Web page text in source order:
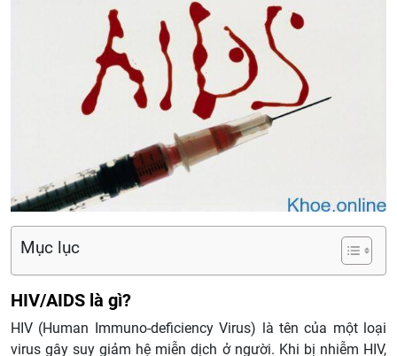
Mục lục
HIV/AIDS là gì?
HIV (Human Immuno-deficiency Virus) là tên của một loại
virus gây suy giảm hệ miễn dịch ở người. Khi bị nhiễm HIV,